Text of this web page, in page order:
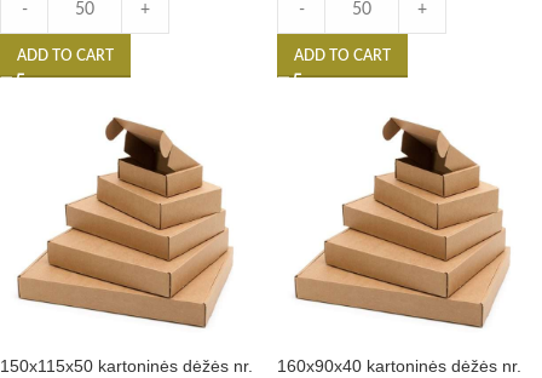
- +
ADD TO CART
- +
ADD TO CART
150x115x50 kartoninės dėžės nr.
160x90x40 kartoninės dėžės nr.